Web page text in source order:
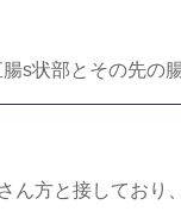
s状部とその先
ん方と接しており